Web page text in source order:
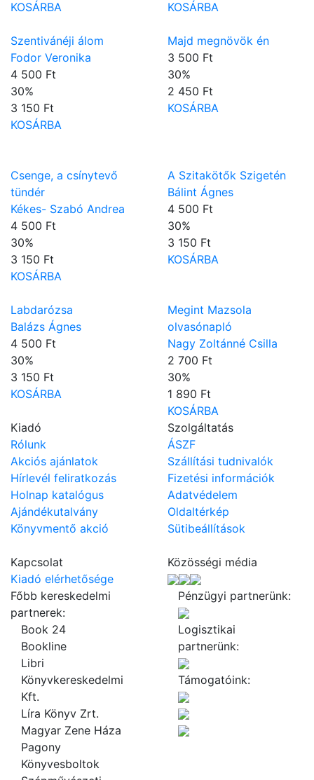
KOSÁRBA
KOSÁRBA
Szentivánéji álom
Fodor Veronika
4 500 Ft
30%
3 150 Ft
KOSÁRBA
Majd megnövök én
3 500 Ft
30%
2 450 Ft
KOSÁRBA
Csenge, a csínytevő
tündér
Kékes- Szabó Andrea
4 500 Ft
30%
3 150 Ft
KOSÁRBA
A Szitakötők Szigetén
Bálint Ágnes
4 500 Ft
30%
3 150 Ft
KOSÁRBA
Labdarózsa
Balázs Ágnes
4 500 Ft
30%
3 150 Ft
KOSÁRBA
Megint Mazsola
olvasónapló
Nagy Zoltánné Csilla
2 700 Ft
30%
1 890 Ft
KOSÁRBA
Kiadó
Rólunk
Akciós ajánlatok
Hírlevél feliratkozás
Holnap katalógus
Ajándékutalvány
Könyvmentő akció
Szolgáltatás
ÁSZF
Szállítási tudnivalók
Fizetési információk
Adatvédelem
Oldaltérkép
Sütibeállítások
Kapcsolat
Kiadó elérhetősége
Közösségi média
Főbb kereskedelmi
partnerek:
Book 24
Bookline
Libri
Könyvkereskedelmi
Kft.
Líra Könyv Zrt.
Magyar Zene Háza
Pagony
Könyvesboltok
Pénzügyi partnerünk:
Logisztikai
partnerünk:
Támogatóink: